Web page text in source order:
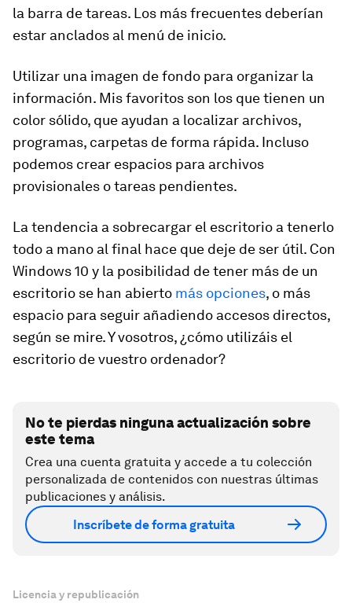
la barra de tareas. Los más frecuentes deberían
estar anclados al menú de inicio.
Utilizar una imagen de fondo para organizar la
información. Mis favoritos son los que tienen un
color sólido, que ayudan a localizar archivos,
programas, carpetas de forma rápida. Incluso
podemos crear espacios para archivos
provisionales o tareas pendientes.
La tendencia a sobrecargar el escritorio a tenerlo
todo a mano al final hace que deje de ser útil. Con
Windows 10 y la posibilidad de tener más de un
escritorio se han abierto más opciones, o más
espacio para seguir añadiendo accesos directos,
según se mire. Y vosotros, ¿cómo utilizáis el
escritorio de vuestro ordenador?
No te pierdas ninguna actualización sobre
este tema
Crea una cuenta gratuita y accede a tu colección
personalizada de contenidos con nuestras últimas
publicaciones y análisis.
Inscríbete de forma gratuita
Licencia y republicación